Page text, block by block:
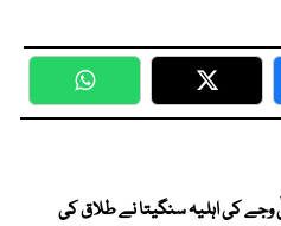
WhatsApp Twitter
وجے کی اہلیہ سنگیتا نے طلاق کی